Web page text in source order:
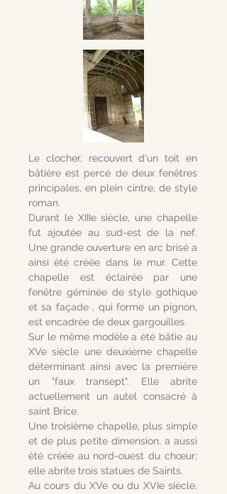
Le clocher, recouvert d'un toit en
bâtière est percé de deux fenêtres
principales, en plein cintre, de style
roman.
Durant le XIIIe siècle, une chapelle
fut ajoutée au sud-est de la nef.
Une grande ouverture en arc brisé a
ainsi été créée dans le mur. Cette
chapelle est éclairée par une
fenêtre géminée de style gothique
et sa façade , qui forme un pignon,
est encadrée de deux gargouilles.
Sur le même modèle a été bâtie au
XVe siècle une deuxième chapelle
déterminant ainsi avec la première
un "faux transept". Elle abrite
actuellement un autel consacré à
saint Brice.
Une troisième chapelle, plus simple
et de plus petite dimension, a aussi
été créée au nord-ouest du chœur;
elle abrite trois statues de Saints.
Au cours du XVe ou du XVIe siècle,